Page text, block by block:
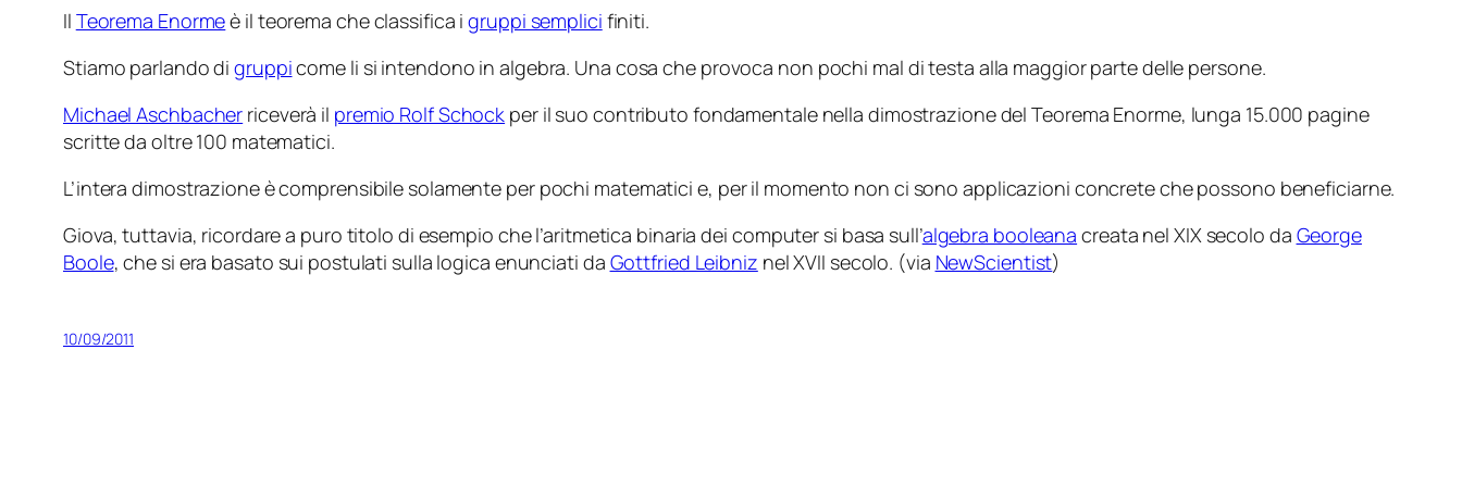
Il Teorema Enormeè il teorema che classifica igruppi semplici finiti.
Stiamo parlando digruppicome li si intendono in algebra. Una cosa che provoca non pochi mal di testa alla maggior parte delle persone.
Michael Aschbacher riceverà il premio Rolf Schock per il suo contributo fondamentale nella dimostrazione del Teorema Enorme, lunga 15.000 pagine
scritte da oltre 100 matematici.
L’intera dimostrazione è comprensibile solamente per pochi matematici e, per il momento non ci sono applicazioni concrete che possono beneficiarne.
Giova, tuttavia, ricordare a puro titolo di esempio che l’aritmetica binaria dei computer si basa sull’algebra booleana creata nel XIX secolo da George
Boole, che si era basato sui postulati sulla logica enunciati da Gottfried Leibniz nel XVII secolo. (via NewScientist)
10/09/2011